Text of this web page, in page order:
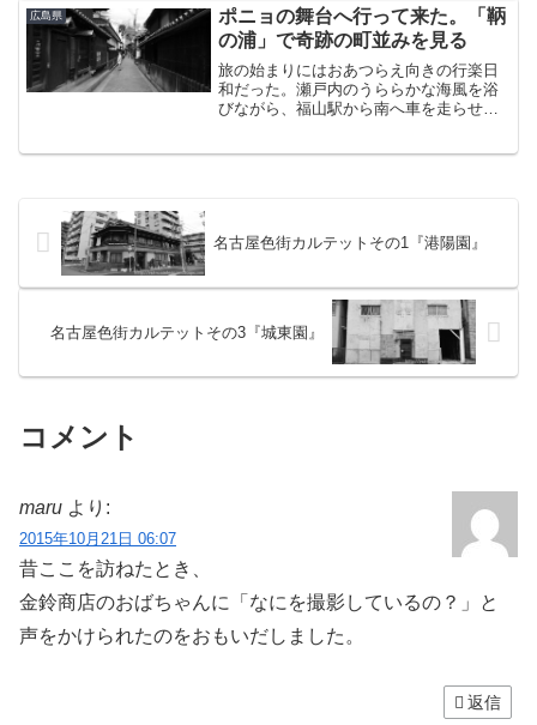
と。あまり大きな声では言えないしょう
もない案件である。しか...
広島県
ポニョの舞台へ行って来た。「鞆
の浦」で奇跡の町並みを見る
旅の始まりにはおあつらえ向きの行楽日
和だった。瀬戸内のうららかな海風を浴
びながら、福山駅から南へ車を走らせ
名古屋色街カルテットその1『港陽園』
名古屋色街カルテットその3『城東園』
コメント
maru より:
2015年10月21日 06:07
昔ここを訪ねたとき、
金鈴商店のおばちゃんに「なにを撮影しているの？」と
声をかけられたのをおもいだしました。
返信